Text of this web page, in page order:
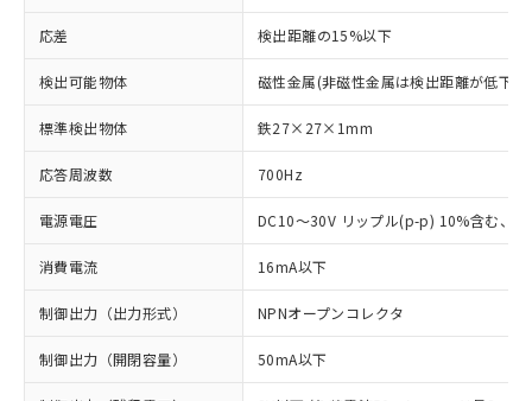
応差 検出距離の15%以下
検出可能物体 磁性金属(非磁性金属は検出距離が低下し
標準検出物体 鉄27×27×1mm
応答周波数 700Hz
電源電圧 DC10～30V リップル(p-p) 10%含む、
消費電流 16mA以下
制御出力（出力形式） NPNオープンコレクタ
制御出力（開閉容量） 50mA以下